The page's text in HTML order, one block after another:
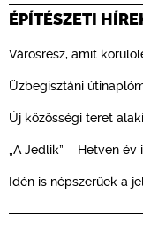
ÉPÍTÉSZETI
Városrész, amit
Üzbegisztáni
Új közösségi teret
„A Jedlik” – Hetven
Idén is népszerűek a